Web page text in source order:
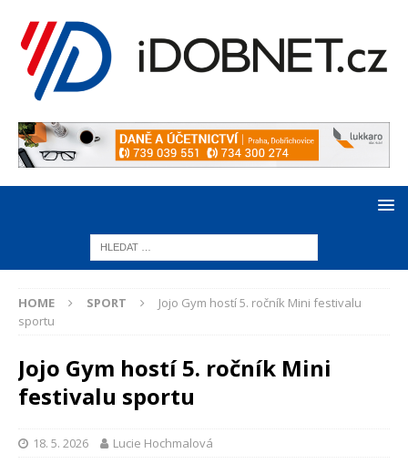
HOME SPORT
Jojo Gym hostí 5. ročník Mini festivalu
sportu
Jojo Gym hostí 5. ročník Mini
festivalu sportu
18. 5. 2026 Lucie Hochmalová